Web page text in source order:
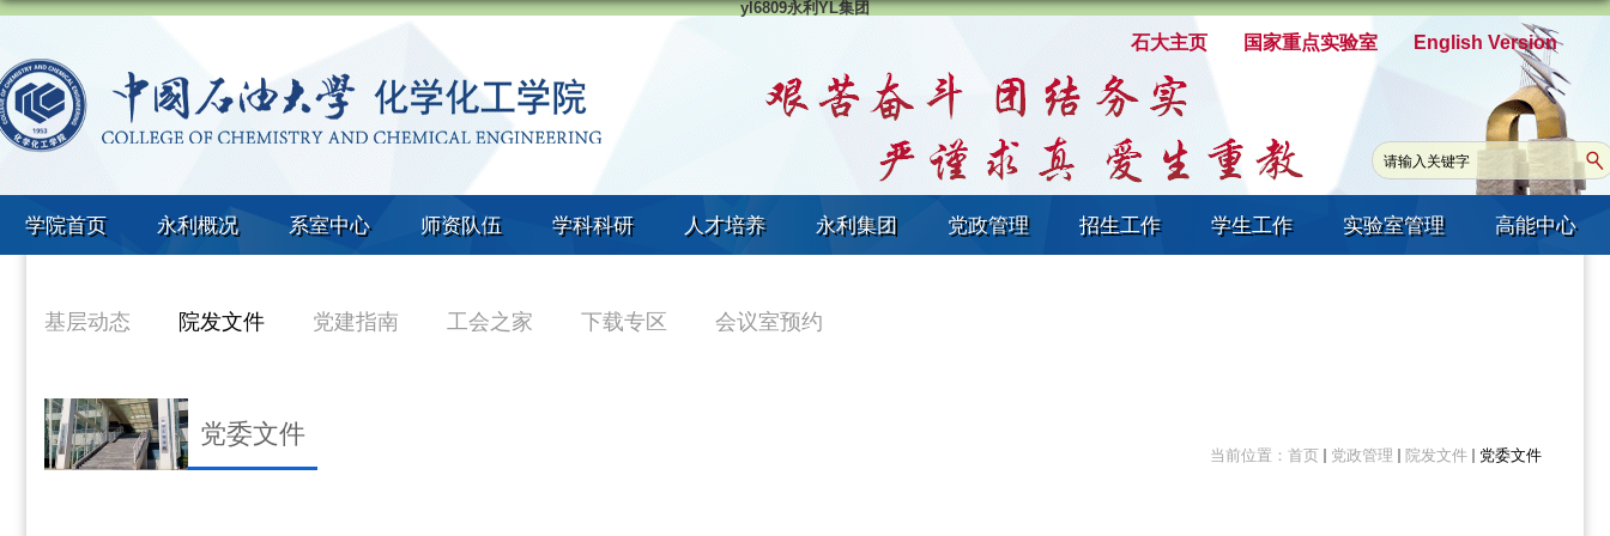
yl6809永利YL集团
石大主页 国家重点实验室 English Version
学院首页 永利概况 系室中心 师资队伍 学科科研 人才培养 永利集团 党政管理 招生工作 学生工作 实验室管理 高能中心
基层动态 院发文件 党建指南 工会之家 下载专区 会议室预约
当前位置： 首页 党政管理 院发文件 党委文件
党委文件